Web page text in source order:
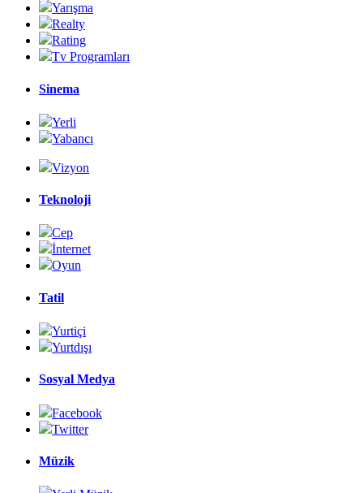
Yarışma
Realty
Rating
Tv Programları
Sinema
Yerli
Yabancı
Vizyon
Teknoloji
Cep
İnternet
Oyun
Tatil
Yurtiçi
Yurtdışı
Sosyal Medya
Facebook
Twitter
Müzik